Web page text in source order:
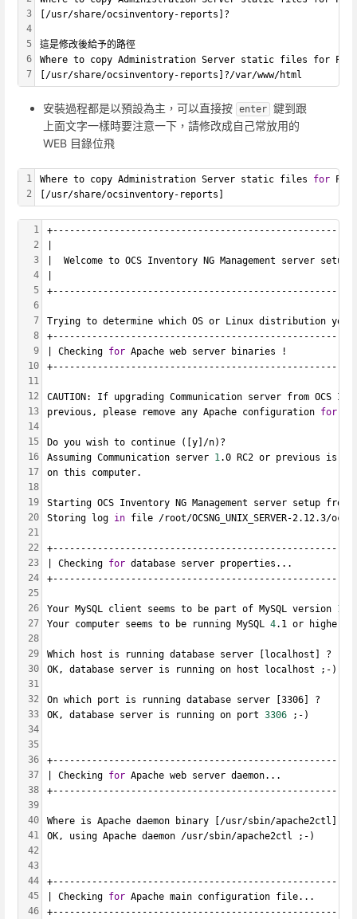
3
4
5
6
7
[/usr/share/ocsinventory-reports]?
這是修改後給予的路徑
Where to copy Administration Server static files for PHP
[/usr/share/ocsinventory-reports]?/var/www/html
安裝過程都是以預設為主，可以直接按 enter 鍵到跟
上面文字一樣時要注意一下，請修改成自己常放用的
WEB 目錄位飛
1
2
Where to copy Administration Server static files for
[/usr/share/ocsinventory-reports]
1
2
3
4
5
6
7
8
9
10
11
12
13
14
15
16
17
18
19
20
21
22
23
24
25
26
27
28
29
30
31
32
33
34
35
36
37
38
39
40
41
42
43
44
45
46
|  Welcome to OCS Inventory NG Management server
Trying to determine which OS or Linux distribution you
| Checking for Apache web server binaries !
CAUTION: If upgrading Communication server from OCS
previous, please remove any Apache configuration for
Do you wish to continue ([y]/n)?
Assuming Communication server 1.0 RC2 or previous is
on this computer.
Starting OCS Inventory NG Management server setup from
Storing log in file /root/OCSNG_UNIX_SERVER-2.12.3/
| Checking for database server properties...
Your MySQL client seems to be part of MySQL version 10
Your computer seems to be running MySQL 4.1 or higher,
Which host is running database server [localhost] ?
OK, database server is running on host localhost ;-)
On which port is running database server [3306] ?
OK, database server is running on port 3306 ;-)
| Checking for Apache web server daemon...
Where is Apache daemon binary [/usr/sbin/apache2ctl] ?
OK, using Apache daemon /usr/sbin/apache2ctl ;-)
| Checking for Apache main configuration file...